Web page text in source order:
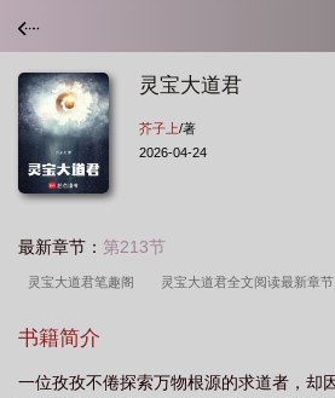
灵宝大道君
芥子上/著
2026-04-24
最新章节： 第213节
灵宝大道君笔趣阁 灵宝大道君全文阅读最新章节
道君芥子上
TXT百度 灵宝大道君无防盗免费 灵宝大道君
书籍简介
一位孜孜不倦探索万物根源的求道者，却